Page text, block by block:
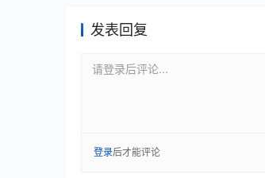
发表回复
请登录后评论...
登录后才能评论